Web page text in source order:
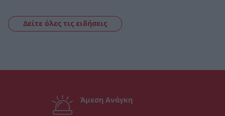
Δείτε όλες τις ειδήσεις
Άμεση Ανάγκη